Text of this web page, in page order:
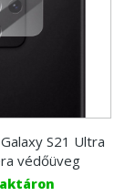
S21 Ultra
védőüveg